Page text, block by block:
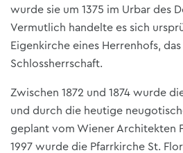
wurde sie um 1375 im Urbar des
Vermutlich handelte es sich
Eigenkirche eines Herrenhofs,
Schlossherrschaft.
Zwischen 1872 und 1874 wurde
und durch die heutige
geplant vom Wiener Architekten
1997 wurde die Pfarrkirche St.